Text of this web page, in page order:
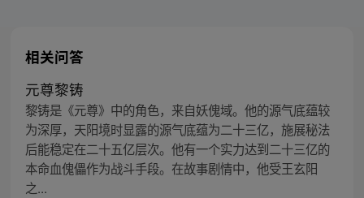
相关问答
元尊黎铸
黎铸是《元尊》中的角色，来自妖傀域。他的源气底蕴较
为深厚，天阳境时显露的源气底蕴为二十三亿，施展秘法
后能稳定在二十五亿层次。他有一个实力达到二十三亿的
本命血傀儡作为战斗手段。在故事剧情中，他受王玄阳
之...